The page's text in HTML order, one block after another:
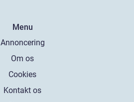
Menu
Annoncering
Om os
Cookies
Kontakt os